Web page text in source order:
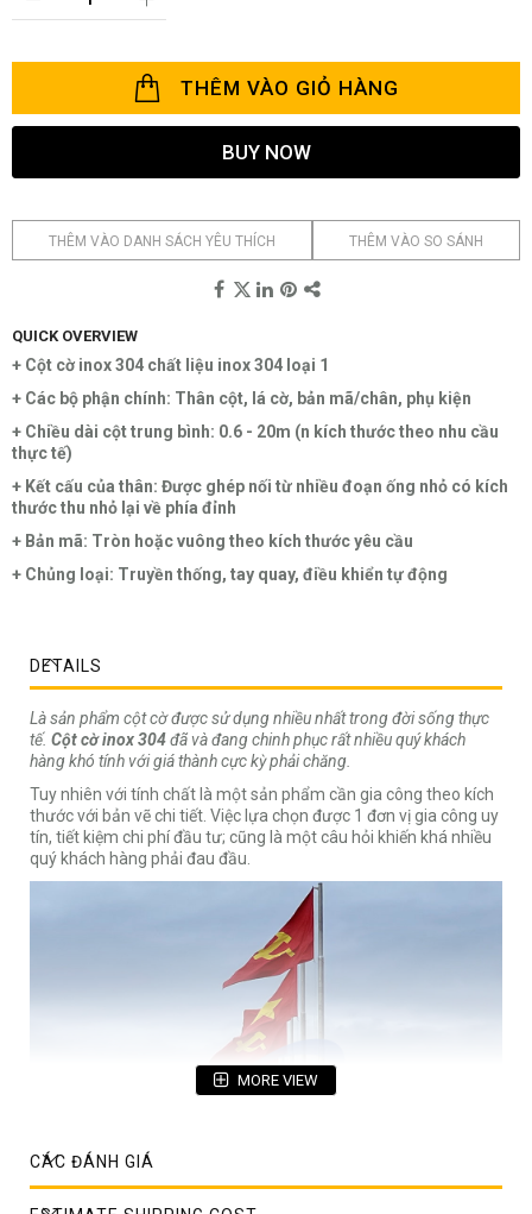
THÊM VÀO GIỎ HÀNG
BUY NOW
THÊM VÀO DANH SÁCH YÊU THÍCH THÊM VÀO SO SÁNH
QUICK OVERVIEW
+ Cột cờ inox 304 chất liệu inox 304 loại 1
+ Các bộ phận chính: Thân cột, lá cờ, bản mã/chân, phụ kiện
+ Chiều dài cột trung bình: 0.6 - 20m (n kích thước theo nhu cầu
thực tế)
+ Kết cấu của thân: Được ghép nối từ nhiều đoạn ống nhỏ có kích
thước thu nhỏ lại về phía đỉnh
+ Bản mã: Tròn hoặc vuông theo kích thước yêu cầu
+ Chủng loại: Truyền thống, tay quay, điều khiển tự động
DETAILS
Là sản phẩm cột cờ được sử dụng nhiều nhất trong đời sống thực
tế. Cột cờ inox 304đã và đang chinh phục rất nhiều quý khách
hàng khó tính với giá thành cực kỳ phải chăng.
Tuy nhiên với tính chất là một sản phẩm cần gia công theo kích
thước với bản vẽ chi tiết. Việc lựa chọn được 1 đơn vị gia công uy
tín, tiết kiệm chi phí đầu tư; cũng là một câu hỏi khiến khá nhiều
quý khách hàng phải đau đầu.
MORE VIEW
CÁC ĐÁNH GIÁ